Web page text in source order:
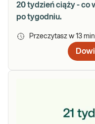
20 tydzień ciąży - co
po tygodniu.
Przeczytasz w 13